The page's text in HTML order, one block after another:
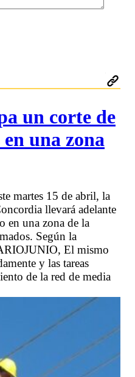
un corte de
una zona
martes 15 de abril, la
llevará adelante
en una zona de la
Según la
El mismo
y las tareas
de la red de media